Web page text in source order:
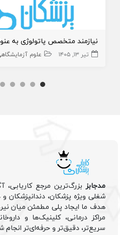
نیازمند متخصص پاتولوژی به
تیر ۱۳, ۱۴۰۵ علوم
مدجابزبزرگ‌ترین مرجع کاریابی،
شغلی ویژه پزشکان، دندانپزشکان
هدف ما ایجاد پلی مطمئن میان
مراکز درمانی، کلینیک‌ها و
سریع‌تر، دقیق‌تر و حرفه‌ای‌تر انجام